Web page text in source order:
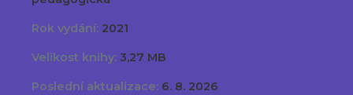
Rok vydání: 2021
Velikost knihy: 3,27 MB
Poslední aktualizace: 6. 8. 2026